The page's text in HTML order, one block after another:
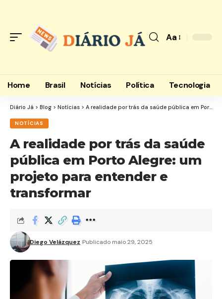
Font
Aa
Home Brasil Notícias Política Tecnologia
Diário Já > Blog > Notícias > A realidade por trás da saúde pública em Porto Alegre: um projeto para entender e transformar
NOTÍCIAS
A realidade por trás da saúde
pública em Porto Alegre: um
projeto para entender e
transformar
Diego Velázquez Publicado maio 29, 2025